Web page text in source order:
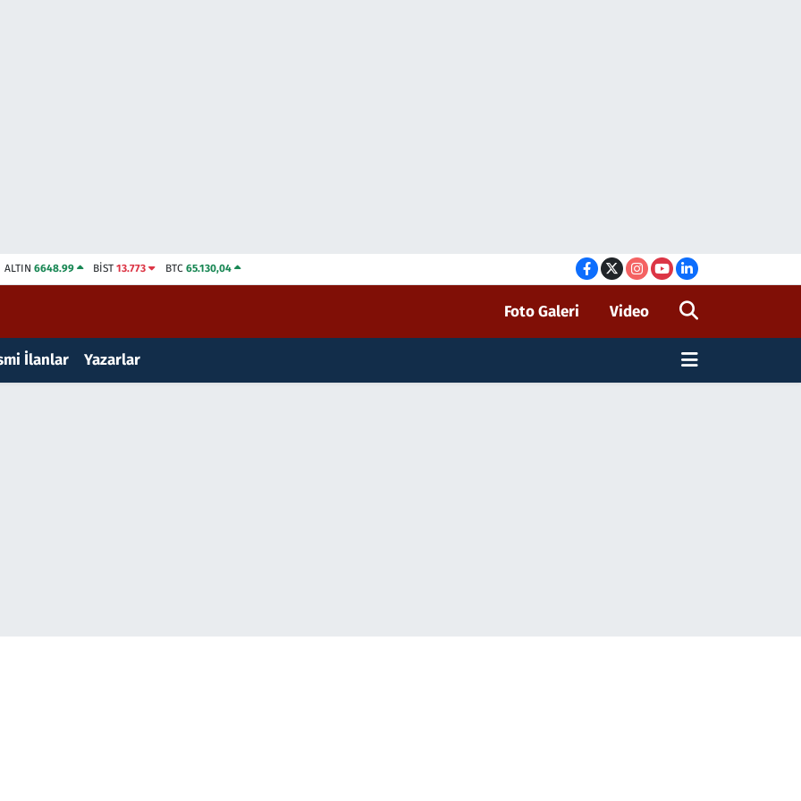
ALTIN 6648.99 BİST13.773 BTC 65.130,04
Foto Galeri Video
İlanlar Yazarlar